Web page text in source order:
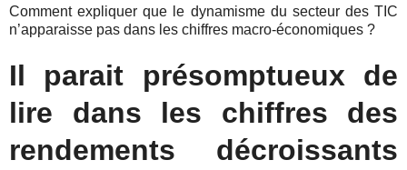
Comment expliquer que le dynamisme du secteur des TIC
n’apparaisse pas dans les chiffres macro-économiques ?
Il parait présomptueux de
lire dans les chiffres des
rendements décroissants